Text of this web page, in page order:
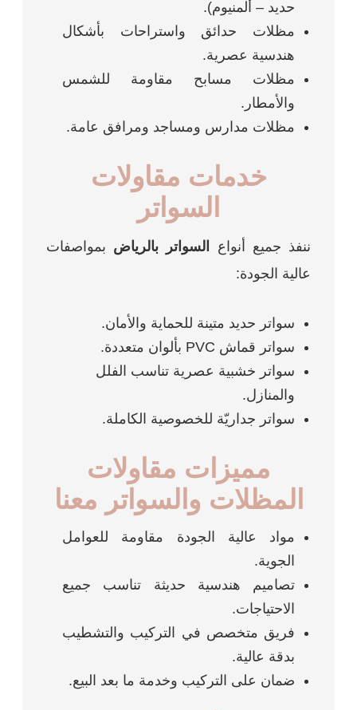
حديد – ألمنيوم).
مظلات حدائق واستراحات بأشكال
هندسية عصرية.
مظلات مسابح مقاومة للشمس
والأمطار.
مظلات مدارس ومساجد ومرافق عامة.
خدمات مقاولات
السواتر
ننفذ جميع أنواع السواتر بالرياض بمواصفات
عالية الجودة:
سواتر حديد متينة للحماية والأمان.
سواتر قماش PVC بألوان متعددة.
سواتر خشبية عصرية تناسب الفلل
والمنازل.
سواتر جداريّة للخصوصية الكاملة.
مميزات مقاولات
المظلات والسواتر معنا
مواد عالية الجودة مقاومة للعوامل
الجوية.
تصاميم هندسية حديثة تناسب جميع
الاحتياجات.
فريق متخصص في التركيب والتشطيب
بدقة عالية.
ضمان على التركيب وخدمة ما بعد البيع.